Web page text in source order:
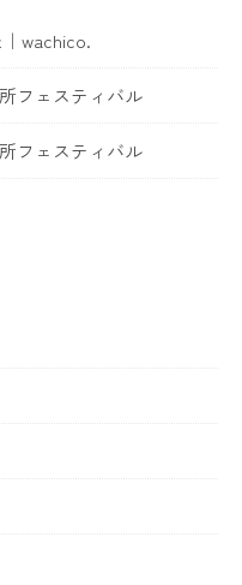
wachico.
フェスティバル
フェスティバル